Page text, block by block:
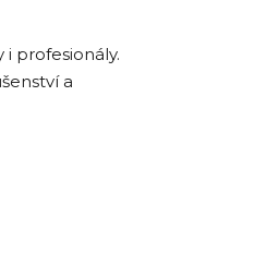
profesionály.
a